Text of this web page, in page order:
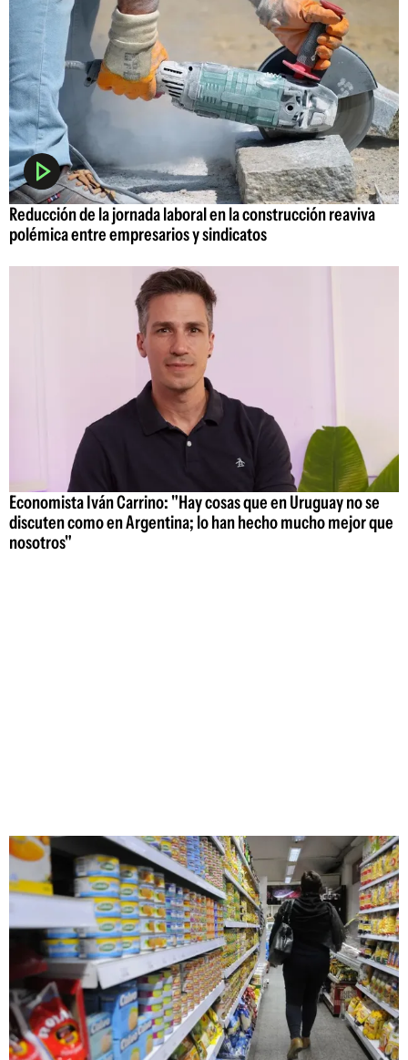
Reducción de la jornada laboral en la construcción reaviva
polémica entre empresarios y sindicatos
Economista Iván Carrino: "Hay cosas que en Uruguay no se
discuten como en Argentina; lo han hecho mucho mejor que
nosotros"